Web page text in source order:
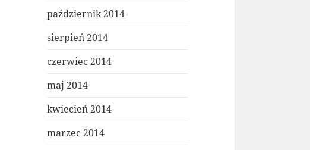
październik 2014
sierpień 2014
czerwiec 2014
maj 2014
kwiecień 2014
marzec 2014